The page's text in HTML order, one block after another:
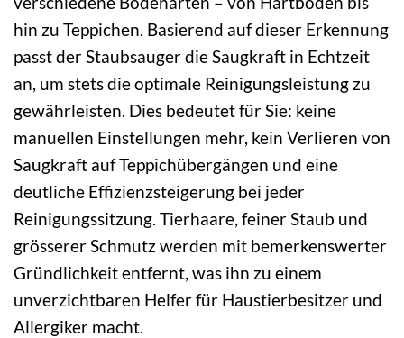
hin zu Teppichen. Basierend auf dieser Erkennung
passt der Staubsauger die Saugkraft in Echtzeit
an, um stets die optimale Reinigungsleistung zu
gewährleisten. Dies bedeutet für Sie: keine
manuellen Einstellungen mehr, kein Verlieren von
Saugkraft auf Teppichübergängen und eine
deutliche Effizienzsteigerung bei jeder
Reinigungssitzung. Tierhaare, feiner Staub und
grösserer Schmutz werden mit bemerkenswerter
Gründlichkeit entfernt, was ihn zu einem
unverzichtbaren Helfer für Haustierbesitzer und
Allergiker macht.